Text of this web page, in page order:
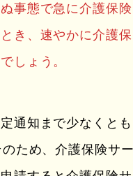
事態で急に介護保険
き、速やかに介護保
しょう。
通知まで少なくとも
ため、介護保険サ